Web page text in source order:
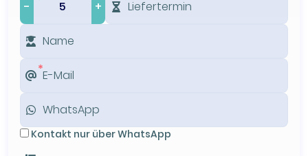
- +
Kontakt nur über WhatsApp